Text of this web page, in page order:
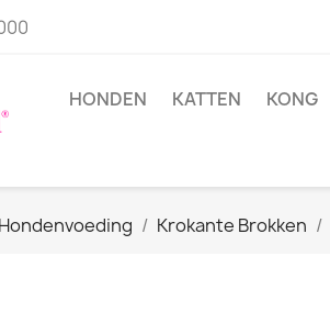
HONDEN KATTEN KONG
Hondenvoeding Krokante Brokken